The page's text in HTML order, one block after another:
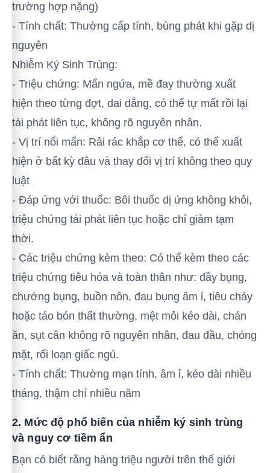
trường hợp nặng)
- Tính chất: Thường cấp tính, bùng phát khi gặp dị
nguyên
Nhiễm Ký Sinh Trùng:
- Triệu chứng: Mẩn ngứa, mề đay thường xuất
hiện theo từng đợt, dai dẳng, có thể tự mất rồi lại
tái phát liên tục, không rõ nguyên nhân.
- Vị trí nổi mẩn: Rải rác khắp cơ thể, có thể xuất
hiện ở bất kỳ đâu và thay đổi vị trí không theo quy
luật
- Đáp ứng với thuốc: Bôi thuốc dị ứng không khỏi,
triệu chứng tái phát liên tục hoặc chỉ giảm tạm
thời.
- Các triệu chứng kèm theo: Có thể kèm theo các
triệu chứng tiêu hóa và toàn thân như: đầy bụng,
chướng bụng, buồn nôn, đau bụng âm ỉ, tiêu chảy
hoặc táo bón thất thường, mệt mỏi kéo dài, chán
ăn, sụt cân không rõ nguyên nhân, đau đầu, chóng
mặt, rối loạn giấc ngủ.
- Tính chất: Thường mạn tính, âm ỉ, kéo dài nhiều
tháng, thậm chí nhiều năm
2. Mức độ phổ biến của nhiễm ký sinh trùng
và nguy cơ tiềm ẩn
Bạn có biết rằng hàng triệu người trên thế giới